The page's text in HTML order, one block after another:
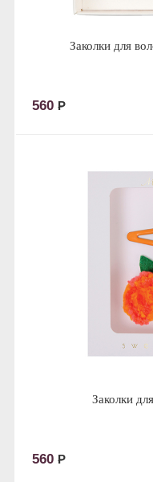
Заколки для
560 Р
Заколки
560 Р